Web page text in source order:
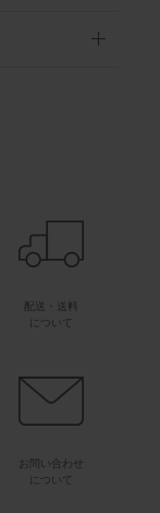
配送・送料
について
お問い合わせ
について